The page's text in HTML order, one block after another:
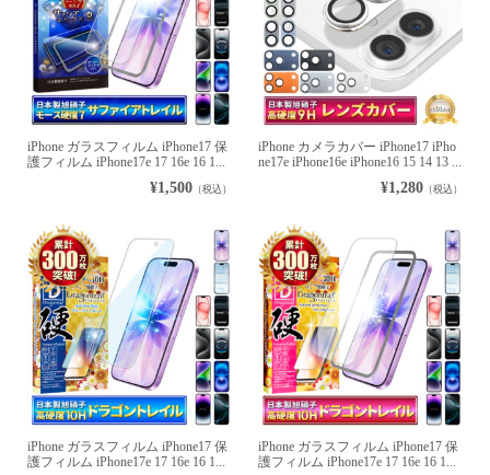
iPhone ガラスフィルム iPhone17 保
護フィルム iPhone17e 17 16e 16 1...
¥1,500（税込）
iPhone カメラカバー iPhone17 iPho
ne17e iPhone16e iPhone16 15 14 13 ...
¥1,280 （税込）
iPhone ガラスフィルム iPhone17 保
護フィルム iPhone17e 17 16e 16 1...
iPhone ガラスフィルム iPhone17 保
護フィルム iPhone17e 17 16e 16 1...